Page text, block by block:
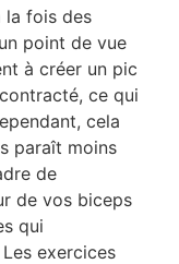
la fois des
point de vue
à créer un pic
ce qui
cela
paraît moins
de
de vos biceps
qui
exercices